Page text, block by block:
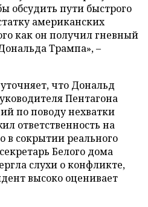
обсудить пути быстрого
американских
как он получил гневный
Трампа», –
что Дональд
Пентагона
по поводу нехватки
ответственность на
в сокрытии реального
Белого дома
слухи о конфликте,
высоко оценивает